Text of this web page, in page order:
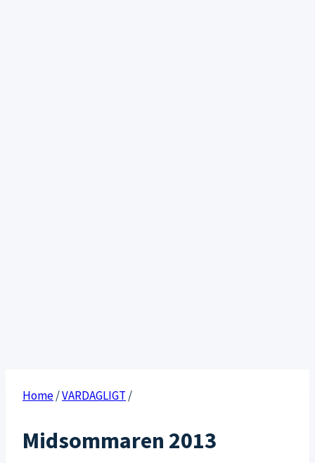
Home/VARDAGLIGT /
Midsommaren 2013